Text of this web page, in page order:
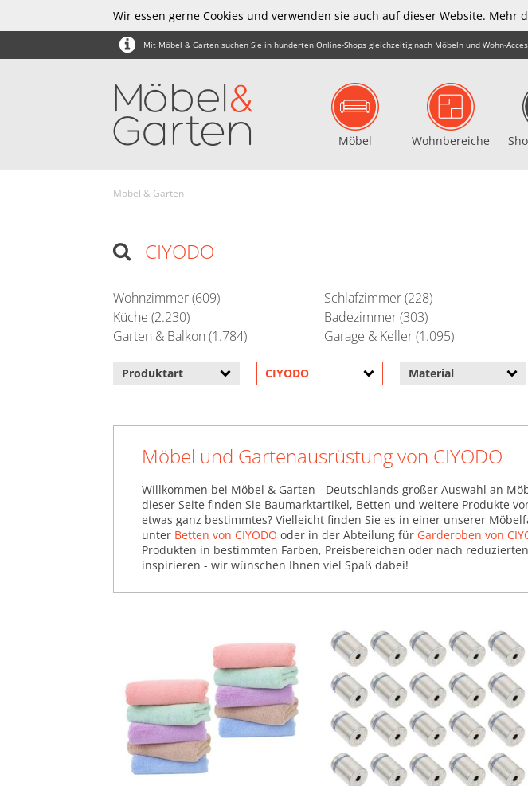
Wir essen gerne Cookies und verwenden sie auch auf dieser Website. Mehr
Mit Möbel & Garten suchen Sie in hunderten Online-Shops gleichzeitig nach Möbeln und Wohn-
Möbel Wohnbereiche
Möbel & Garten
CIYODO
Wohnzimmer (609) Schlafzimmer (228)
Küche (2.230)
Badezimmer (303)
Garten & Balkon (1.784)
Garage & Keller (1.095)
Produktart CIYODO Material
Möbel und Gartenausrüstung von CIYODO
Willkommen bei Möbel & Garten - Deutschlands großer Auswahl an
dieser Seite finden Sie Baumarktartikel, Betten und weitere Produkte
etwas ganz bestimmtes? Vielleicht finden Sie es in einer unserer
unter Betten von CIYODO oder in der Abteilung für Garderoben von
Produkten in bestimmten Farben, Preisbereichen oder nach
inspirieren - wir wünschen Ihnen viel Spaß dabei!